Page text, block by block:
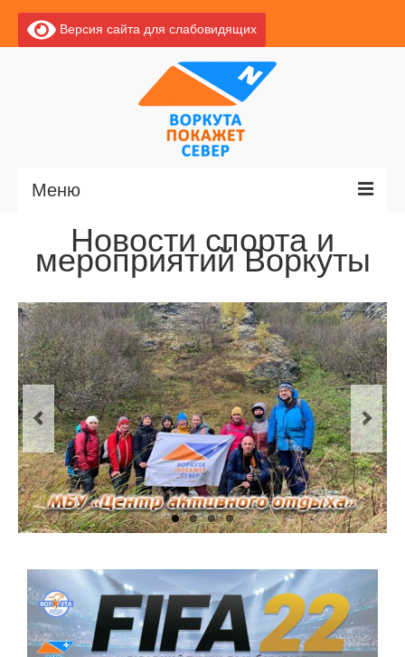
Версия сайта для слабовидящих
Меню
Главная
Новости
О Воркуте
Экскурсии по Воркуте
Базы отдыха
О центре
Документы
Противодействие коррупции
Задать вопрос
Новости спорта и
мероприятий Воркуты